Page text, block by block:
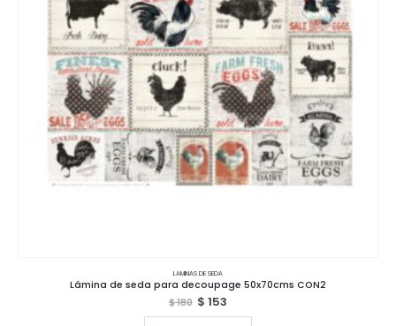
LAMINAS DE SEDA
Lámina de seda para decoupage 50x70cms CON2
$180 $ 153